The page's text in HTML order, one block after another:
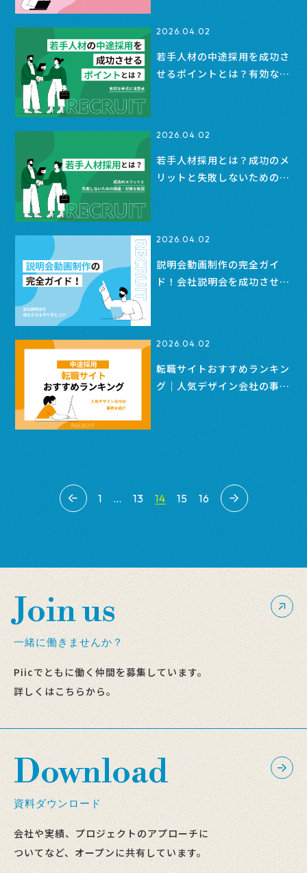
2026.04.02
若手人材の中途採用を成功さ
せるポイントとは？有効な手
2026.04.02
若手人材採用とは？成功のメ
リットと失敗しないための課
2026.04.02
説明会動画制作の完全ガイ
ド！会社説明会を成功させる
2026.04.02
転職サイトおすすめランキン
グ｜人気デザイン会社の事例
1 … 13 14 15 16
Join us
一緒に働きませんか？
Piicでともに働く仲間を募集しています。
詳しくはこちらから。
Download
資料ダウンロード
会社や実績、プロジェクトのアプローチに
ついてなど、オープンに共有しています。